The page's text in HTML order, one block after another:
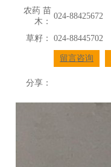
农药 苗
木：
024-88425672
草籽： 024-88445702
留言咨询
分享：